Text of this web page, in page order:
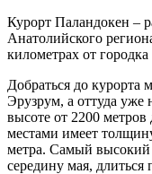
Курорт Паландокен –
Анатолийского
километрах от
Добраться до курорта
Эрузрум, а оттуда уже
высоте от 2200
местами имеет
метра. Самый высокий
середину мая, длиться